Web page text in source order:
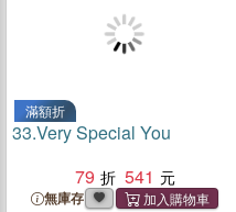
滿額折
33.Very Special You
79
541
無庫存